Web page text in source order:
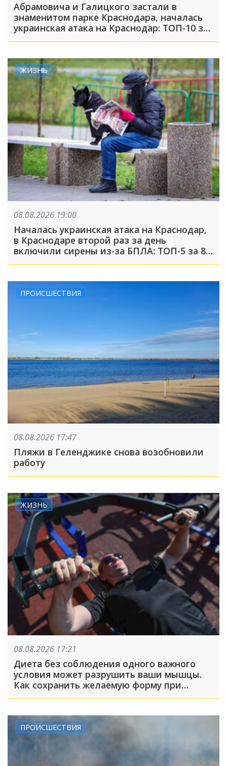
Абрамовича и Галицкого застали в
знаменитом парке Краснодара, началась
украинская атака на Краснодар: ТОП-10 за
неделю
ЖИЗНЬ
08.08.2026 19:00
Началась украинская атака на Краснодар,
в Краснодаре второй раз за день
включили сирены из-за БПЛА: ТОП-5 за 8
ПРОИСШЕСТВИЯ
08.08.2026 17:47
Пляжи в Геленджике снова возобновили
работу
ЖИЗНЬ
08.08.2026 17:21
Диета без соблюдения одного важного
условия может разрушить ваши мышцы.
Как сохранить желаемую форму при
ПРОИСШЕСТВИЯ